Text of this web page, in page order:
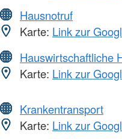
Hausnotruf
Karte: Link zur
Hauswirtschaftliche
Karte: Link zur
Krankentransport
Karte: Link zur